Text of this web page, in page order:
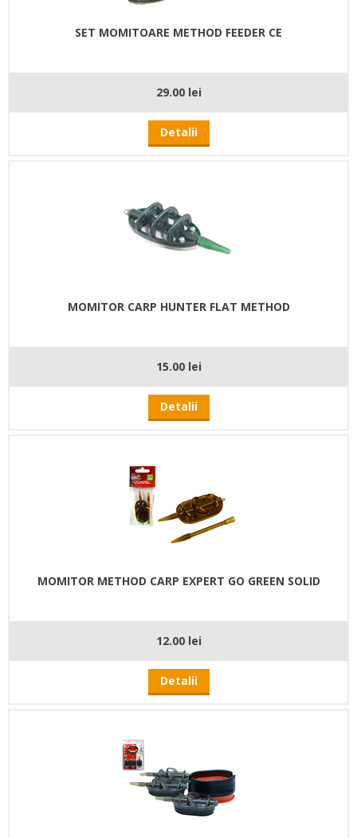
SET MOMITOARE METHOD FEEDER CE
29.00 lei
Detalii
MOMITOR CARP HUNTER FLAT METHOD
15.00 lei
Detalii
MOMITOR METHOD CARP EXPERT GO GREEN SOLID
12.00 lei
Detalii